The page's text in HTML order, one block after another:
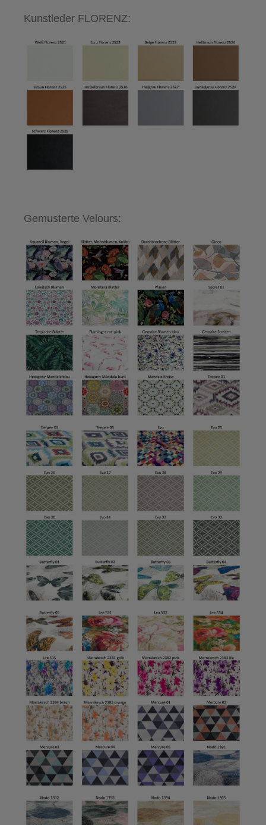
Kunstleder FLORENZ:
Gemusterte Velours: